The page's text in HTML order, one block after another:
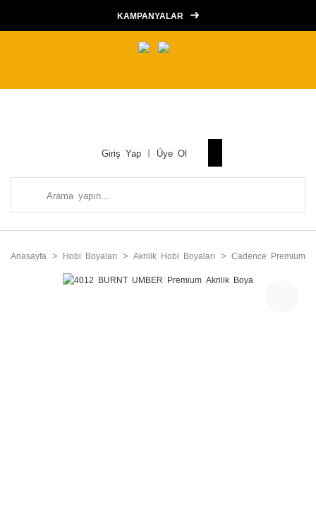
KAMPANYALAR
Giriş Yap Üye Ol
Anasayfa Hobi Boyaları Akrilik Hobi Boyaları Cadence Premium